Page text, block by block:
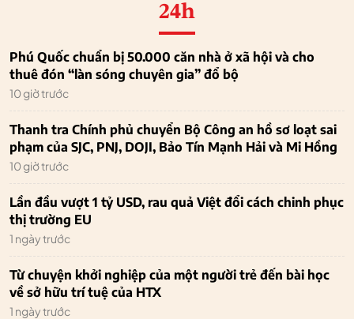
24h
Phú Quốc chuẩn bị 50.000 căn nhà ở xã hội và cho
thuê đón “làn sóng chuyên gia” đổ bộ
10 giờ trước
Thanh tra Chính phủ chuyển Bộ Công an hồ sơ loạt sai
phạm của SJC, PNJ, DOJI, Bảo Tín Mạnh Hải và Mi Hồng
10 giờ trước
Lần đầu vượt 1 tỷ USD, rau quả Việt đổi cách chinh phục
thị trường EU
1 ngày trước
Từ chuyện khởi nghiệp của một người trẻ đến bài học
về sở hữu trí tuệ của HTX
1 ngày trước